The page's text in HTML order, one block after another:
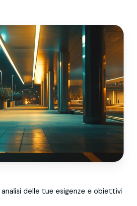
analisi delle tue esigenze e obiettivi